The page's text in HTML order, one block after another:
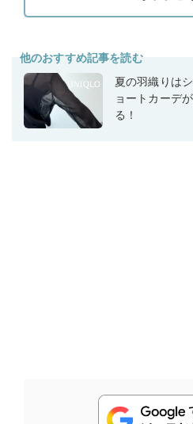
他のおすすめ記事を読む
夏の羽織りは
ョートカーデ
る！